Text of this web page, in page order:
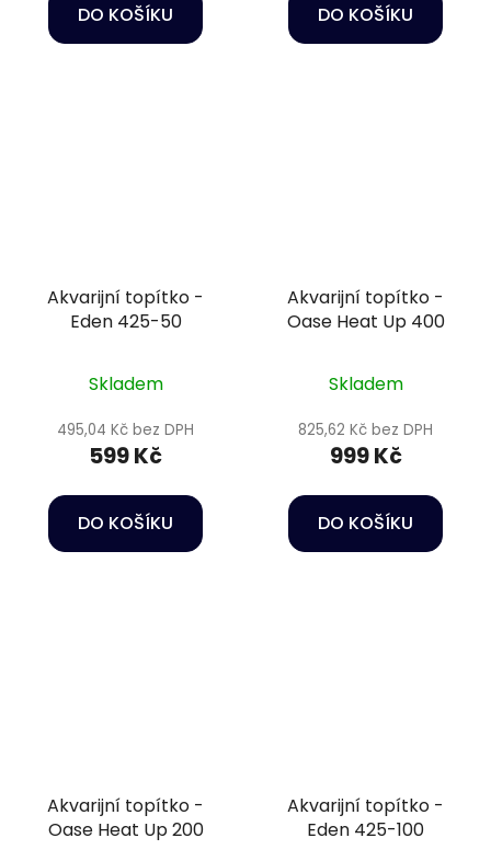
DO KOŠÍKU DO KOŠÍKU
Akvarijní topítko -
Eden 425-50
Skladem
495,04 Kč bez DPH
599 Kč
DO KOŠÍKU
Akvarijní topítko -
Oase Heat Up 400
Skladem
825,62 Kč bez DPH
999 Kč
DO KOŠÍKU
Akvarijní topítko -
Oase Heat Up 200
Akvarijní topítko -
Eden 425-100